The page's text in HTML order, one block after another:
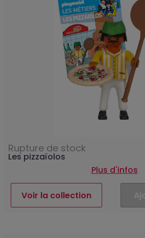
Rupture de stock
Les pizzaïolos
Plus d'infos
Voir la collection